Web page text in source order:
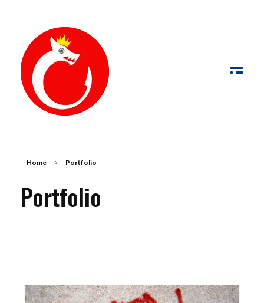
Home Portfolio
Portfolio